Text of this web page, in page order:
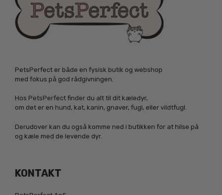
PetsPerfect er både en fysisk butik og webshop
med fokus på god rådgivningen.
Hos PetsPerfect finder du alt til dit kæledyr,
om det er en hund, kat, kanin, gnaver, fugl, eller vildtfugl.
Derudover kan du også komme ned i butikken for at hilse på
og kæle med de levende dyr.
KONTAKT